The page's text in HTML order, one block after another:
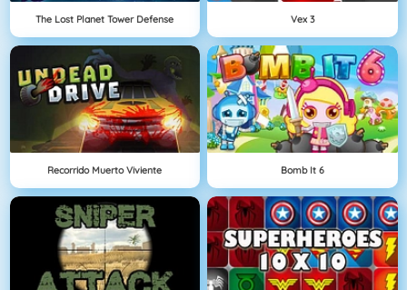
The Lost Planet Tower Defense Vex 3
Recorrido Muerto Viviente Bomb It 6